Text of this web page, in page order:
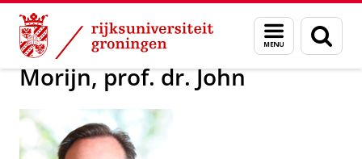
Skip
Content
Skip
Navigation
Menu
en
zoeken
Over ons Actueel Voor de pers
Morijn, prof. dr. John